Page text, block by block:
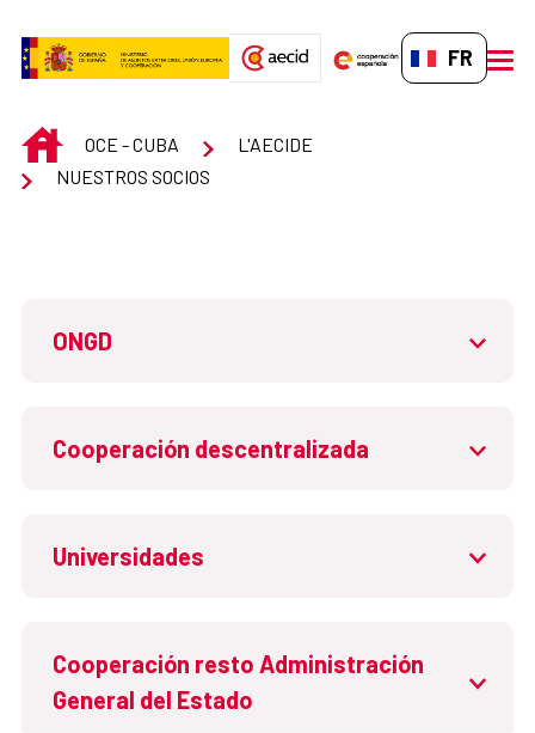
FR-FR
INICIOOCE - CUBA
L'AECIDE
NUESTROS SOCIOS
ONGD
Cooperación descentralizada
Universidades
Cooperación resto Administración
General del Estado